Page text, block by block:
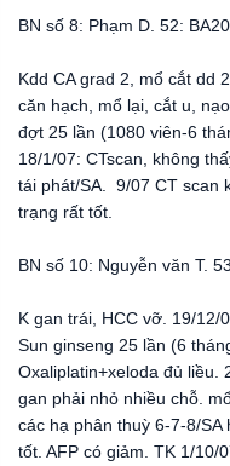
BN số 8: Phạm D. 52:
Kdd CA grad 2, mổ cắt dd
căn hạch, mổ lại, cắt u,
đợt 25 lần (1080 viên-6
18/1/07: CTscan, không
tái phát/SA. 9/07 CT scan
trạng rất tốt.
BN số 10: Nguyễn văn T.
K gan trái, HCC vỡ. 19/
Sun ginseng 25 lần (6
Oxaliplatin+xeloda đủ liều.
gan phải nhỏ nhiều chỗ.
các hạ phân thuỳ 6-7-8/
tốt. AFP có giảm. TK 1/10/